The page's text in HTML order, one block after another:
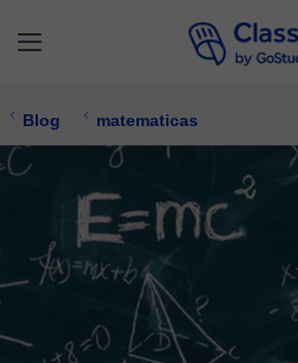
Blog matematicas